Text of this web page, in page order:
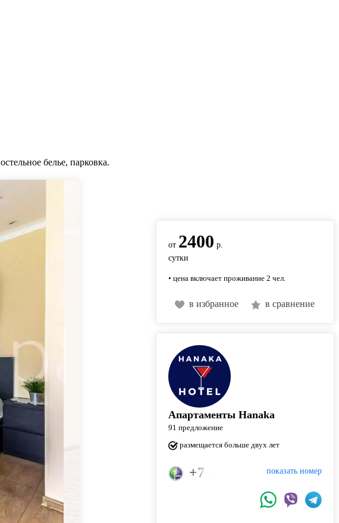
белье, парковка.
от 2400 р.
сутки
• цена включает проживание 2 чел.
в избранное в сравнение
Апартаменты Hanaka
91 предложение
размещается больше двух лет
показать номер
+7 (915) 226-77-88